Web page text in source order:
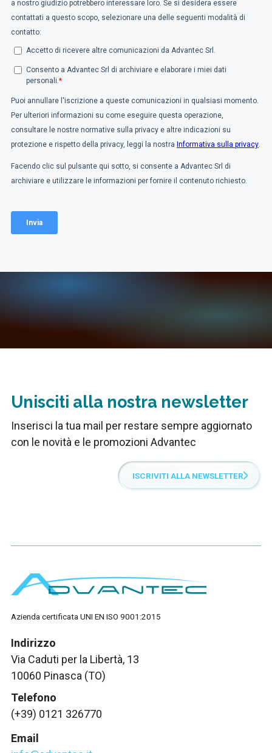
Unisciti alla nostra newsletter
Inserisci la tua mail per restare sempre aggiornato
con le novità e le promozioni Advantec
ISCRIVITI ALLA NEWSLETTER
Azienda certificata UNI EN ISO 9001:2015
Indirizzo
Via Caduti per la Libertà, 13
10060 Pinasca (TO)
Telefono
(+39) 0121 326770
Email